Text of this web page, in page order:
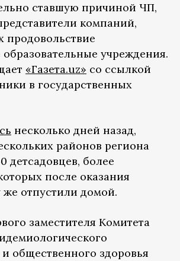
ставшую причиной ЧП,
компаний,
продовольствие
учреждения.
«Газета.uz» со ссылкой
в государственных
несколько дней назад,
районов региона
детсадовцев, более
после оказания
отпустили домой.
заместителя Комитета
общественного здоровья